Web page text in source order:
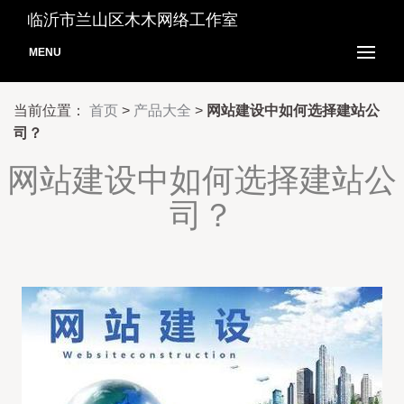
临沂市兰山区木木网络工作室
MENU
当前位置： 首页 > 产品大全 > 网站建设中如何选择建站公
司？
网站建设中如何选择建站公
司？